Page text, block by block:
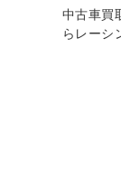
中古車買
らレーシ